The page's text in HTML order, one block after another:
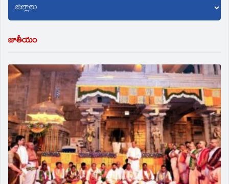
జాతీయం